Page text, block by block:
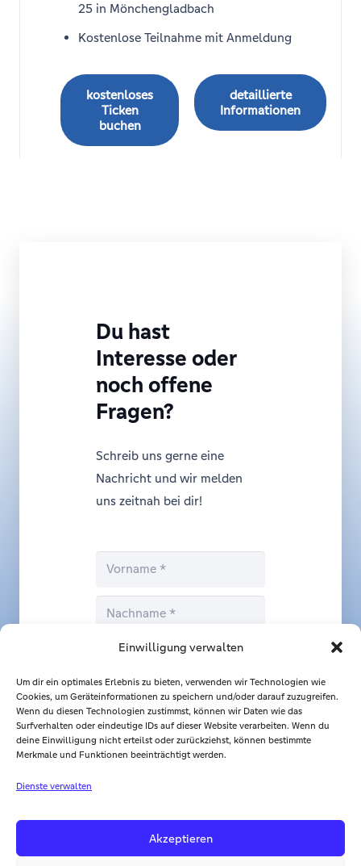
Einwilligung verwalten
Um dir ein optimales Erlebnis zu bieten, verwenden wir Technologien wie
Cookies, um Geräteinformationen zu speichern und/oder darauf zuzugreifen.
Wenn du diesen Technologien zustimmst, können wir Daten wie das
Surfverhalten oder eindeutige IDs auf dieser Website verarbeiten. Wenn du
deine Einwilligung nicht erteilst oder zurückziehst, können bestimmte
Merkmale und Funktionen beeinträchtigt werden.
Dienste verwalten
Akzeptieren
25 in Mönchengladbach
Kostenlose Teilnahme mit Anmeldung
kostenloses
Ticken
buchen
detaillierte
Informationen
Du hast
Interesse oder
noch offene
Fragen?
Schreib uns gerne eine
Nachricht und wir melden
uns zeitnah bei dir!
Nachricht senden
Startseite